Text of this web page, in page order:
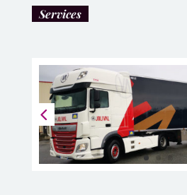
Services